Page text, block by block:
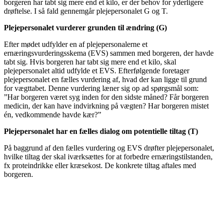
borgeren har tabt sig mere end et kilo, er der behov for yderligere
drøftelse. I så fald gennemgår plejepersonalet G og T.
Plejepersonalet vurderer grunden til ændring (G)
Efter mødet udfylder en af plejepersonalerne et
ernæringsvurderingsskema (EVS) sammen med borgeren, der havde
tabt sig. Hvis borgeren har tabt sig mere end et kilo, skal
plejepersonalet altid udfylde et EVS. Efterfølgende foretager
plejepersonalet en fælles vurdering af, hvad der kan ligge til grund
for vægttabet. Denne vurdering læner sig op ad spørgsmål som:
”Har borgeren været syg inden for den sidste måned? Får borgeren
medicin, der kan have indvirkning på vægten? Har borgeren mistet
én, vedkommende havde kær?”
Plejepersonalet har en fælles dialog om potentielle tiltag (T)
På baggrund af den fælles vurdering og EVS drøfter plejepersonalet,
hvilke tiltag der skal iværksættes for at forbedre ernæringstilstanden,
fx proteindrikke eller kræsekost. De konkrete tiltag aftales med
borgeren.